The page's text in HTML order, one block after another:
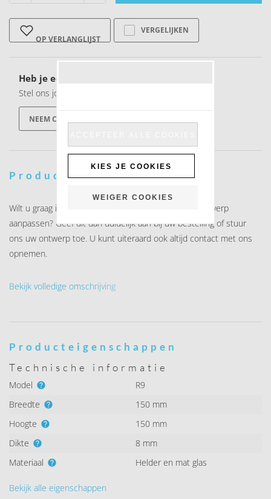
OP VERLANGLIJST
VERGELIJKEN
Heb je een vraag over dit product?
Stel ons jouw vraag
NEEM CONTACT OP
Productomschrijving
Wilt u graag iets toevoegen of de indeling van het ontwerp
aanpassen? Geef dit dan duidelijk aan bij uw bestelling of stuur
ons uw ontwerp toe. U kunt uiteraard ook altijd contact met ons
opnemen.
Bekijk volledige omschrijving
Producteigenschappen
Technische informatie
Model
R9
Breedte
150 mm
Hoogte
150 mm
Dikte
8 mm
Materiaal
Helder en mat glas
Bekijk alle eigenschappen
KIES JE COOKIES
WEIGER COOKIES